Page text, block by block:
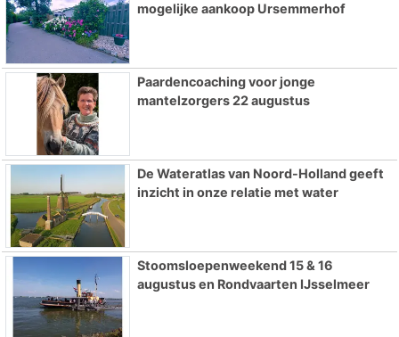
mogelijke aankoop Ursemmerhof
Paardencoaching voor jonge
mantelzorgers 22 augustus
De Wateratlas van Noord-Holland geeft
inzicht in onze relatie met water
Stoomsloepenweekend 15 & 16
augustus en Rondvaarten IJsselmeer